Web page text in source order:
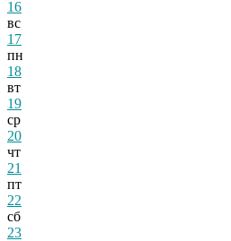
16
вс
17
пн
18
вт
19
ср
20
чт
21
пт
22
сб
23